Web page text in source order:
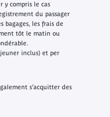
y compris le cas
du passager
bagages, les frais de
tôt le matin ou
inclus) et per
s’acquitter des